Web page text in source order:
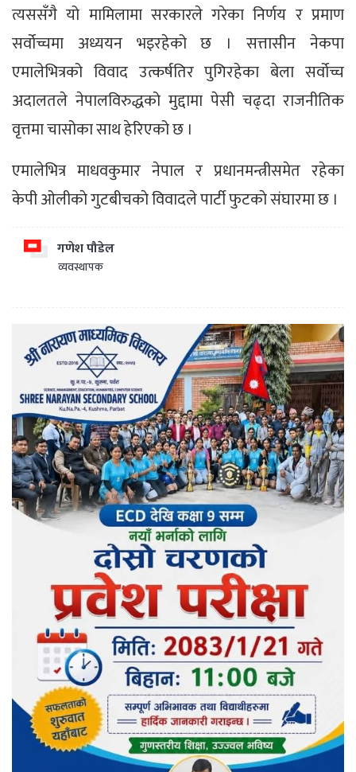
त्यससँगै यो मामिलामा सरकारले गरेका निर्णय र प्रमाण
सर्वोच्चमा अध्ययन भइरहेको छ । सत्तासीन नेकपा
एमालेभित्रको विवाद उत्कर्षतिर पुगिरहेका बेला सर्वोच्च
अदालतले नेपालविरुद्धको मुद्दामा पेसी चढ्दा राजनीतिक
वृत्तमा चासोका साथ हेरिएको छ ।
एमालेभित्र माधवकुमार नेपाल र प्रधानमन्त्रीसमेत रहेका
केपी ओलीकाे गुटबीचकाे विवादले पार्टी फुटकाे संघारमा छ ।
गणेश पौडेल
व्यवस्थापक